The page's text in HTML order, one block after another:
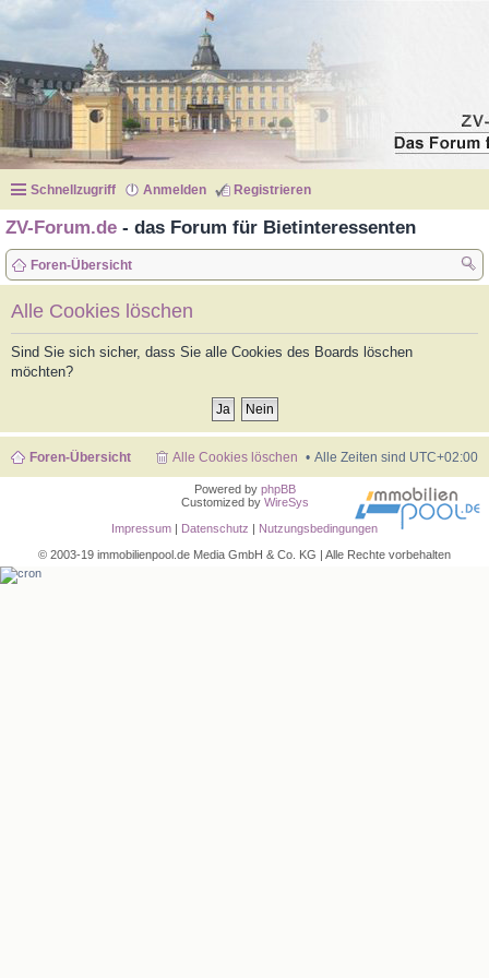
Schnellzugriff Anmelden Registrieren
ZV-Forum.de - das Forum für Bietinteressenten
Foren-Übersicht
Alle Cookies löschen
Sind Sie sich sicher, dass Sie alle Cookies des Boards löschen
möchten?
Foren-Übersicht Alle Zeiten sind UTC+02:00
Alle Cookies löschen
Powered by phpBB
Customized by WireSys
Impressum | Datenschutz | Nutzungsbedingungen
© 2003-19 immobilienpool.de Media GmbH & Co. KG | Alle Rechte vorbehalten